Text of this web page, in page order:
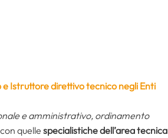
Istruttore direttivo tecnico negli Enti
e amministrativo, ordinamento
quelle specialistiche dell’area tecnica